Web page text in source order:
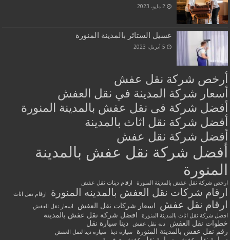
2 مايو، 2023
غسيل الستائر بالمدينة المنورة
5 أبريل، 2023
أرخص شركة نقل عفش
أسعار شركة المدينة في نقل العفش
أفضل شركة فى نقل عفش بالمدينة المنورة
أفضل شركة نقل اثاث بالمدينة
أفضل شركة نقل عفش
أفضل شركة نقل عفش بالمدينة
المنورة
ارخص شركة نقل عفش بالمدينة المنورة ارقام دينات نقل عفش
ارقام شركات نقل العفش بالمدينه المنورة ارقام نقل اثاث
ارقام نقل عفش اسعار شركات نقل العفش
اسعار نقل العفش
افضل شركة نقل اثاث بالمدينة المنورة
افضل شركة نقل عفش بالمدينة
خطوات نقل العفش
دنه نقل عفش
دينا سيارة نقل
رقم نقل عفش بالمدينة المنورة
سيارة دينا سيارة دينا لنقل العفش